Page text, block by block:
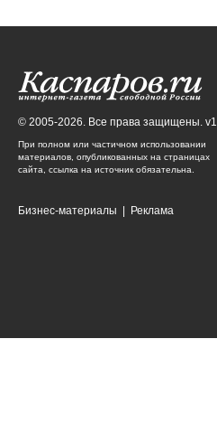
© 2005-2026. Все права защищены. v1
При полном или частичном использовании
материалов, опубликованных на страницах
сайта, ссылка на источник обязательна.
Бизнес-материалы Реклама